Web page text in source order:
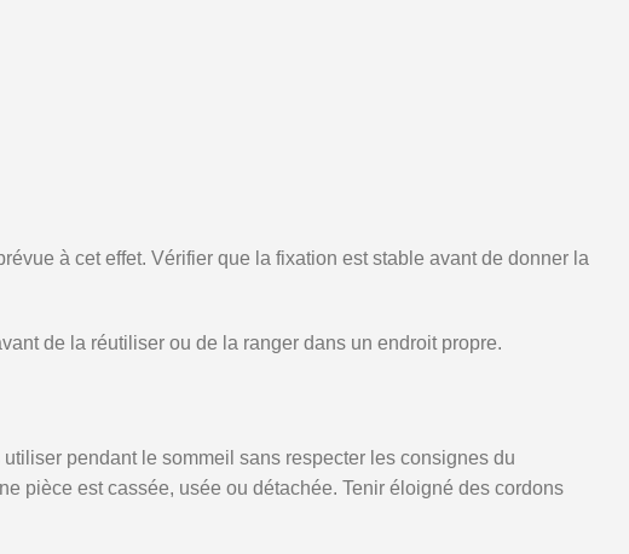
à cet effet. Vérifier que la fixation est stable avant de donner la
de la réutiliser ou de la ranger dans un endroit propre.
pendant le sommeil sans respecter les consignes du
pièce est cassée, usée ou détachée. Tenir éloigné des cordons